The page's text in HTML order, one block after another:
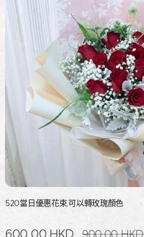
520當日優惠花束,可以轉玫瑰顏色
600.00 HKD 900.00HKD